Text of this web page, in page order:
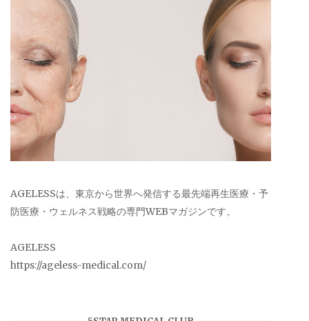
AGELESSは、東京から世界へ発信する最先端再生医療・予
防医療・ウェルネス戦略の専門WEBマガジンです。
AGELESS
https://ageless-medical.com/